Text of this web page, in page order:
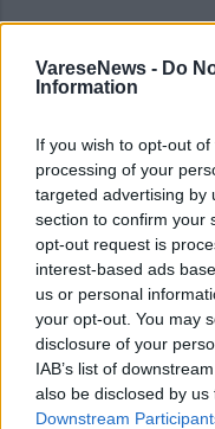
VareseNews - Do
Information
If you wish to opt-out
processing of your
targeted advertising by
section to confirm your
opt-out request is
interest-based ads
us or personal
your opt-out. You may
disclosure of your
IAB’s list of
also be disclosed by
Downstream